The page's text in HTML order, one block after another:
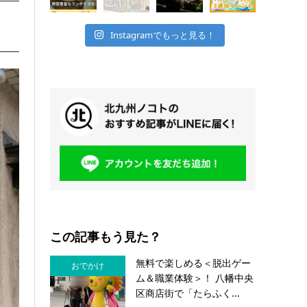
Instagramでもっと見る！
この記事もう見た？
おでかけ
無料で楽しめる＜脱出ゲー
ム＆職業体験＞！ 八幡中央
区商店街で「たらふく...